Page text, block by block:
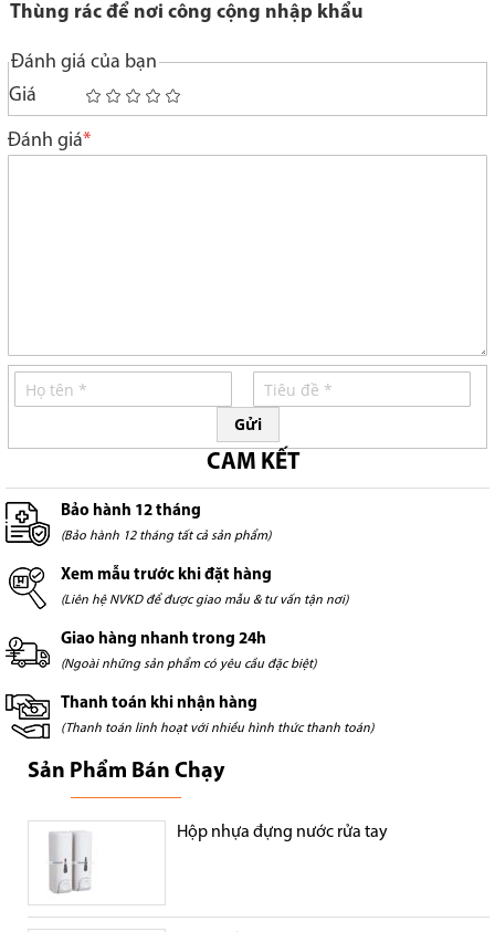
Thùng rác để nơi công cộng nhập khẩu
Đánh giá của bạn
Giá
1
star
2
stars
3
stars
4
stars
5
stars
Đánh giá
Gửi
CAM KẾT
Bảo hành 12 tháng
(Bảo hành 12 tháng tất cả sản phẩm)
Xem mẫu trước khi đặt hàng
(Liên hệ NVKD để được giao mẫu & tư vấn tận nơi)
Giao hàng nhanh trong 24h
(Ngoài những sản phẩm có yêu cầu đặc biệt)
Thanh toán khi nhận hàng
(Thanh toán linh hoạt với nhiều hình thức thanh toán)
Sản Phẩm Bán Chạy
Hộp nhựa đựng nước rửa tay